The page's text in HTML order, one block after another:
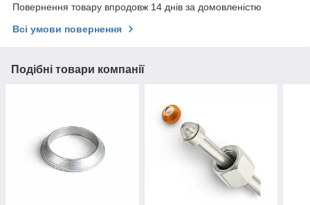
Повернення товару впродовж 14 днів за домовленістю
Всі умови повернення
Подібні товари компанії